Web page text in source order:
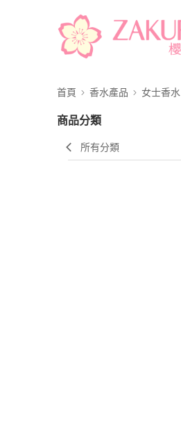
首頁 香水產品 女士香水
商品分類
所有分類